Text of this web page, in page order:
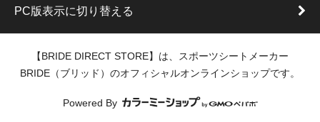
PC版表示に切り替える
【BRIDE DIRECT STORE】は、スポーツシートメーカー
BRIDE（ブリッド）のオフィシャルオンラインショップです。
Powered By